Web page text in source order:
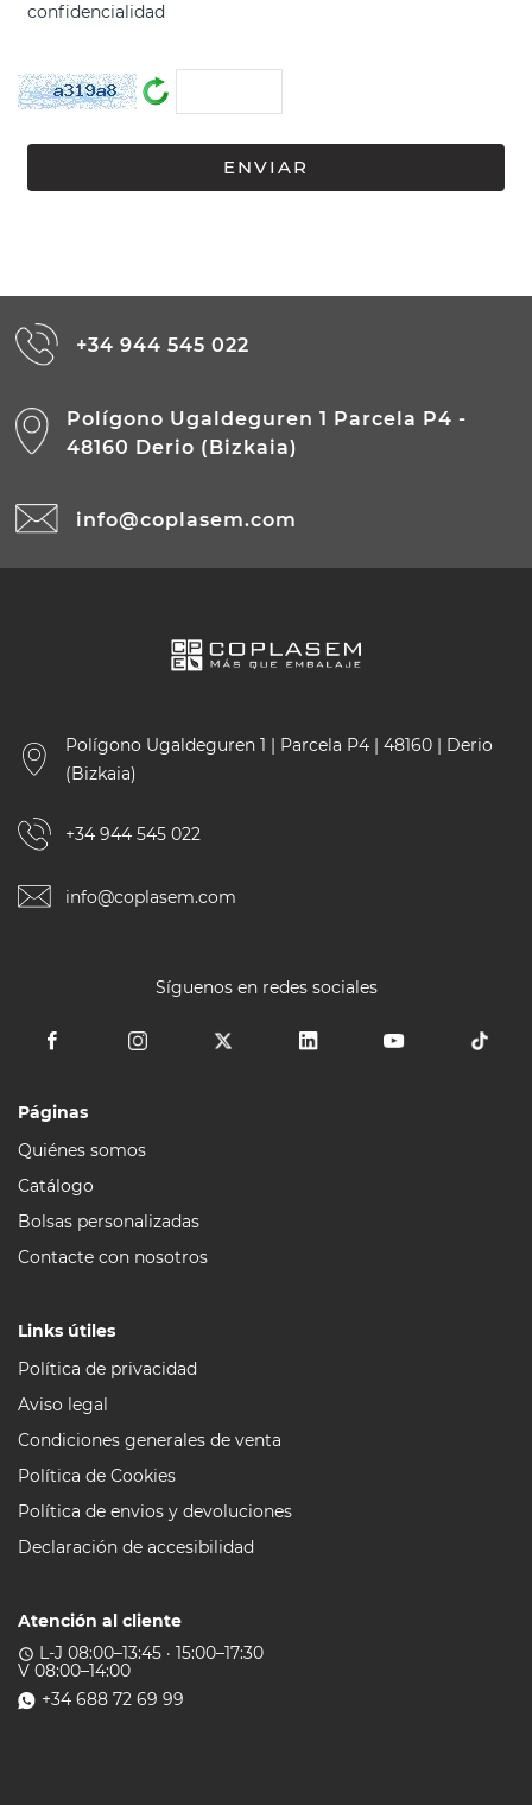
confidencialidad
+34 944 545 022
Polígono Ugaldeguren 1 Parcela P4 -
48160 Derio (Bizkaia)
info@coplasem.com
Polígono Ugaldeguren 1 | Parcela P4 | 48160 | Derio
(Bizkaia)
+34 944 545 022
info@coplasem.com
Síguenos en redes sociales
Páginas
Quiénes somos
Catálogo
Bolsas personalizadas
Contacte con nosotros
Links útiles
Política de privacidad
Aviso legal
Condiciones generales de venta
Política de Cookies
Política de envios y devoluciones
Declaración de accesibilidad
Atención al cliente
access_time L-J 08:00–13:45 · 15:00–17:30
V 08:00–14:00
+34 688 72 69 99